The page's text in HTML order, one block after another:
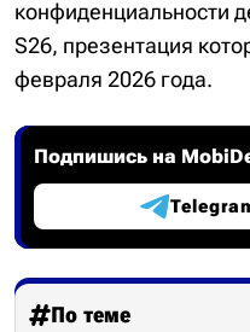
конфиденциальности
S26, презентация
февраля 2026 года.
Подпишись на
По теме